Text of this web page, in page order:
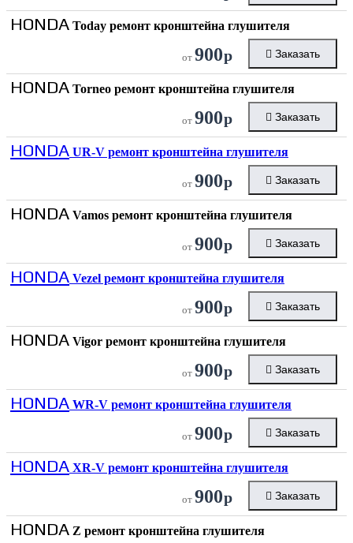
HONDA Today ремонт кронштейна глушителя
от 900р Заказать
HONDA Torneo ремонт кронштейна глушителя
от 900р Заказать
HONDA UR-V ремонт кронштейна глушителя
от 900р Заказать
HONDA Vamos ремонт кронштейна глушителя
от 900р Заказать
HONDA Vezel ремонт кронштейна глушителя
от 900р Заказать
HONDA Vigor ремонт кронштейна глушителя
от 900р Заказать
HONDA WR-V ремонт кронштейна глушителя
от 900р Заказать
HONDA XR-V ремонт кронштейна глушителя
от 900р Заказать
HONDA Z ремонт кронштейна глушителя